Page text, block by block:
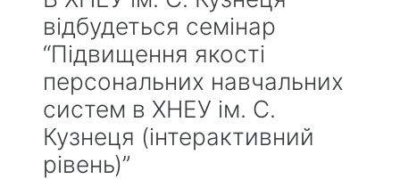
відбудеться семінар
“Підвищення якості
персональних навчальних
систем в ХНЕУ ім. С.
Кузнеця (інтерактивний
рівень)”